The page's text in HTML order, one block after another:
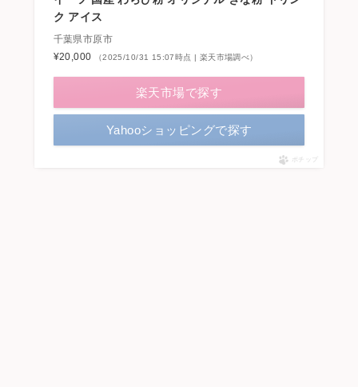
ク アイス
千葉県市原市
¥20,000
（2025/10/31 15:07時点 | 楽天市場調べ）
楽天市場で探す
Yahooショッピングで探す
ポチップ